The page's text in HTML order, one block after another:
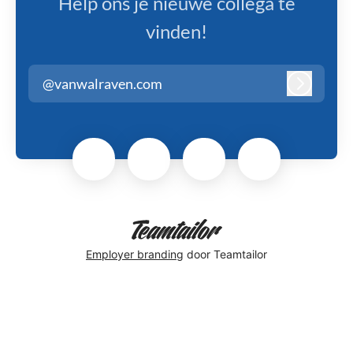
vinden!
@vanwalraven.com
Employer branding door Teamtailor